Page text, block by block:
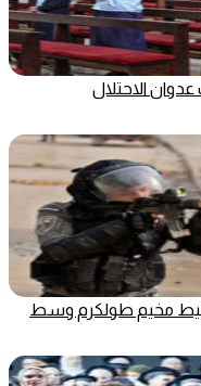
الاحتلال
مخيم طولكرم وسط